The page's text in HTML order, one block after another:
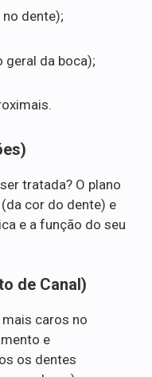
dente);
geral da boca);
tratada? O plano
cor do dente) e
e a função do seu
de Canal)
caros no
e
os dentes